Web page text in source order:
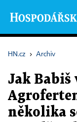
HN.cz › Archiv
Jak Babiš
několika